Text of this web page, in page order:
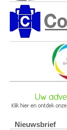
Nieuwsbrief